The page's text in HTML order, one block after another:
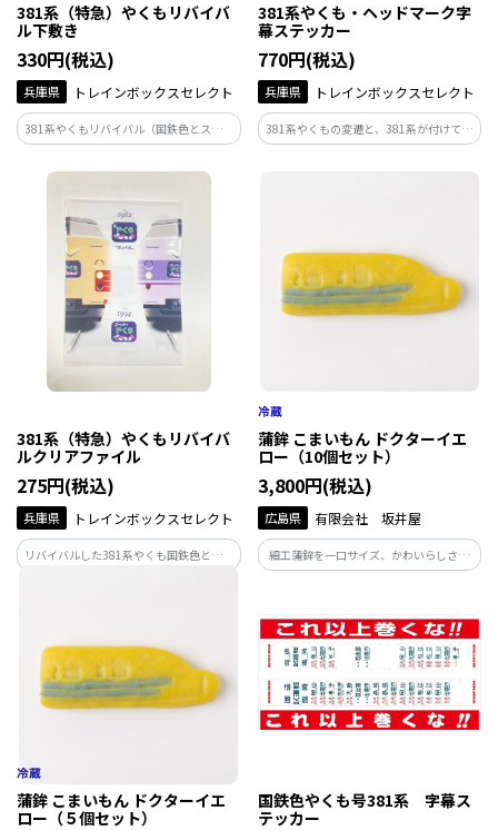
381系（特急）やくもリバイバ
ル下敷き
330円(税込)
兵庫県 トレインボックスセレクト
381系やくもリバイバル（国鉄色とスーパ
ーやくも色）をデザインした下敷きです。
381系やくも・ヘッドマーク字
幕ステッカー
770円(税込)
兵庫県 トレインボックスセレクト
381系やくもの変遷と、381系が付けてい
た主なヘッドマークをデザインしたステ
381系（特急）やくもリバイバ
ルクリアファイル
275円(税込)
兵庫県 トレインボックスセレクト
リバイバルした381系やくも国鉄色と、ス
蒲鉾 こまいもん ドクターイエ
ロー（10個セット）
3,800円(税込)
広島県 有限会社 坂井屋
細工蒲鉾を一口サイズ、かわいらしさ、
具材の形、個包装、楽しさ、プチ、ミニ、
リーズです 。
蒲鉾 こまいもん ドクターイエ
ロー（５個セット）
国鉄色やくも号381系 字幕ス
テッカー